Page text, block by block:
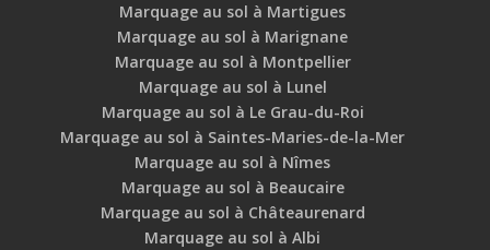
Marquage au sol à Martigues
Marquage au sol à Marignane
Marquage au sol à Montpellier
Marquage au sol à Lunel
Marquage au sol à Le Grau-du-Roi
Marquage au sol à Saintes-Maries-de-la-Mer
Marquage au sol à Nîmes
Marquage au sol à Beaucaire
Marquage au sol à Châteaurenard
Marquage au sol à Albi